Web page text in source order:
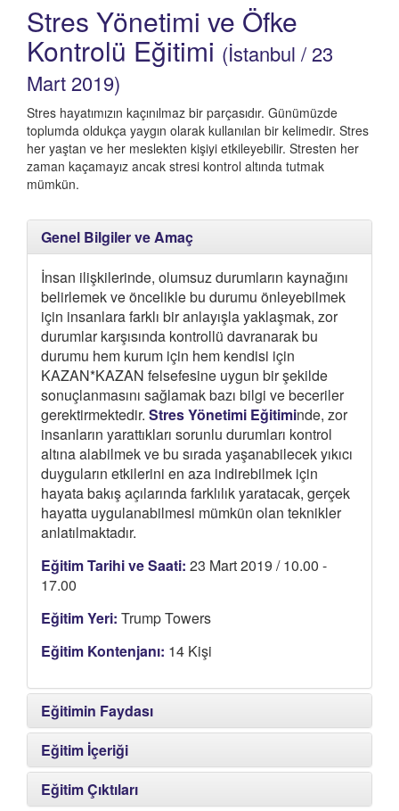
Stres Yönetimi ve Öfke
Kontrolü Eğitimi (İstanbul / 23
Mart 2019)
Stres hayatımızın kaçınılmaz bir parçasıdır. Günümüzde
toplumda oldukça yaygın olarak kullanılan bir kelimedir. Stres
her yaştan ve her meslekten kişiyi etkileyebilir. Stresten her
zaman kaçamayız ancak stresi kontrol altında tutmak
mümkün.
Genel Bilgiler ve Amaç
İnsan ilişkilerinde, olumsuz durumların kaynağını
belirlemek ve öncelikle bu durumu önleyebilmek
için insanlara farklı bir anlayışla yaklaşmak, zor
durumlar karşısında kontrollü davranarak bu
durumu hem kurum için hem kendisi için
KAZAN*KAZAN felsefesine uygun bir şekilde
sonuçlanmasını sağlamak bazı bilgi ve beceriler
gerektirmektedir. Stres Yönetimi Eğitiminde, zor
insanların yarattıkları sorunlu durumları kontrol
altına alabilmek ve bu sırada yaşanabilecek yıkıcı
duyguların etkilerini en aza indirebilmek için
hayata bakış açılarında farklılık yaratacak, gerçek
hayatta uygulanabilmesi mümkün olan teknikler
anlatılmaktadır.
Eğitim Tarihi ve Saati: 23 Mart 2019 / 10.00 -
17.00
Eğitim Yeri: Trump Towers
Eğitim Kontenjanı: 14 Kişi
Eğitimin Faydası
Eğitim İçeriği
Eğitim Çıktıları